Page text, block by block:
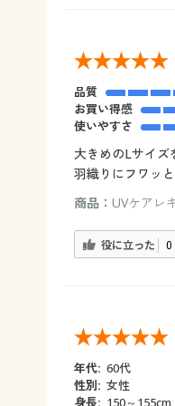
品質
お買い得感
使いやすさ
大きめのLサイズ
羽織りにフワッ
商品： UVケアレ
役に立った 0
年代: 60代
性別: 女性
身長: 150～155cm